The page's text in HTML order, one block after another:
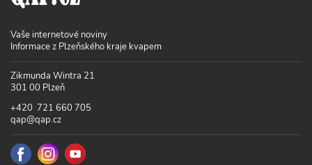
Vaše internetové noviny
Informace z Plzeňského kraje kvapem
Zikmunda Wintra 21
301 00 Plzeň
+420 721 660 705
qap@qap.cz